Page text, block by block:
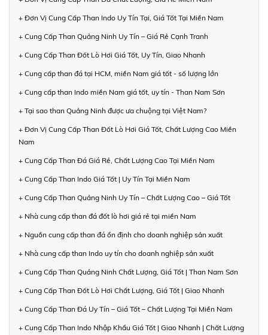
+ Đơn Vị Cung Cấp Than Indo Uy Tín Tại, Giá Tốt Tại Miền Nam
+ Cung Cấp Than Quảng Ninh Uy Tín – Giá Rẻ Cạnh Tranh
+ Cung Cấp Than Đốt Lò Hơi Giá Tốt, Uy Tín, Giao Nhanh
+ Cung cấp than đá tại HCM, miền Nam giá tốt - số lượng lớn
+ Cung cấp than Indo miền Nam giá tốt, uy tín - Than Nam Sơn
+ Tại sao than Quảng Ninh được ưa chuộng tại Việt Nam?
+ Đơn Vị Cung Cấp Than Đốt Lò Hơi Giá Tốt, Chất Lượng Cao Miền
Nam
+ Cung Cấp Than Đá Giá Rẻ, Chất Lượng Cao Tại Miền Nam
+ Cung Cấp Than Indo Giá Tốt | Uy Tín Tại Miền Nam
+ Cung Cấp Than Quảng Ninh Uy Tín – Chất Lượng Cao – Giá Tốt
+ Nhà cung cấp than đá đốt lò hơi giá rẻ tại miền Nam
+ Nguồn cung cấp than đá ổn định cho doanh nghiệp sản xuất
+ Nhà cung cấp than Indo uy tín cho doanh nghiệp sản xuất
+ Cung Cấp Than Quảng Ninh Chất Lượng, Giá Tốt | Than Nam Sơn
+ Cung Cấp Than Đốt Lò Hơi Chất Lượng, Giá Tốt | Giao Nhanh
+ Cung Cấp Than Đá Uy Tín – Giá Tốt – Chất Lượng Tại Miền Nam
+ Cung Cấp Than Indo Nhập Khẩu Giá Tốt | Giao Nhanh | Chất Lượng